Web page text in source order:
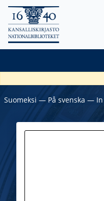
Suomeksi ― På svenska ―